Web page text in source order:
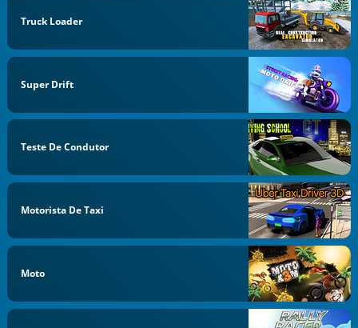
Truck Loader
Super Drift
Teste De Condutor
Motorista De Taxi
Moto